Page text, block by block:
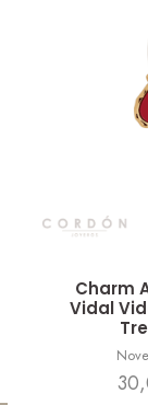
Charm
Vidal